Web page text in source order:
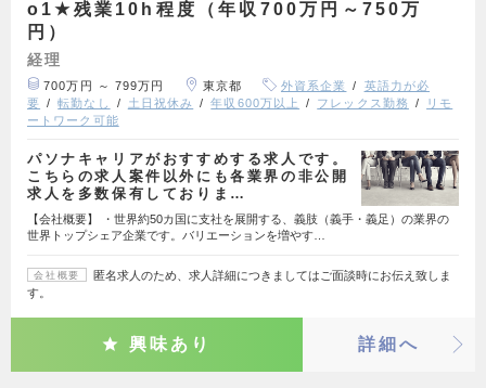
o1★残業10h程度（年収700万円～750万
円）
経理
700万円 ～ 799万円 東京都 外資系企業
英語力が必
要
転勤なし 土日祝休み 年収600万以上 フレックス勤務
リモ
ートワーク可能
パソナキャリアがおすすめする求人です。
こちらの求人案件以外にも各業界の非公開
求人を多数保有しておりま…
【会社概要】 ・世界約50カ国に支社を展開する、義肢（義手・義足）の業界の
世界トップシェア企業です。バリエーションを増やす…
会社概要
匿名求人のため、求人詳細につきましてはご面談時にお伝え致しま
す。
興味あり 詳細へ